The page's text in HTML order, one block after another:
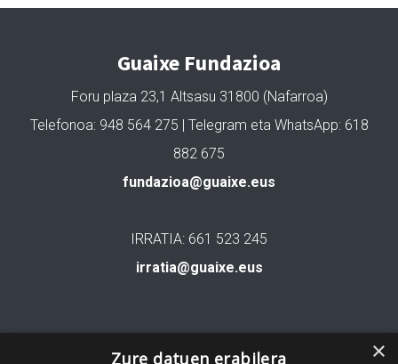
Guaixe Fundazioa
Foru plaza 23,1 Altsasu 31800 (Nafarroa)
Telefonoa: 948 564 275 | Telegram eta WhatsApp: 618
882 675
fundazioa@guaixe.eus
IRRATIA: 661 523 245
irratia@guaixe.eus
Gure lizentzia: Creative Commons Aitortu Partekatu ×
Zure datuen erabilera